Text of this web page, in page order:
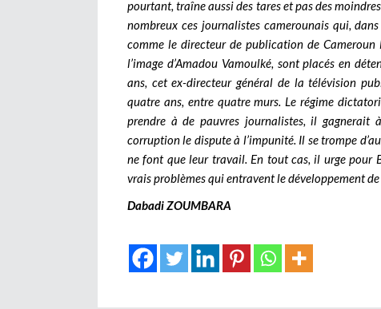
pourtant, traîne aussi des tares et pas des
nombreux ces journalistes camerounais qui,
comme le directeur de publication de Cameroun
l’image d’Amadou Vamoulké, sont placés en
ans, cet ex-directeur général de la télévision
quatre ans, entre quatre murs. Le régime
prendre à de pauvres journalistes, il gagnerait
corruption le dispute à l’impunité. Il se trompe
ne font que leur travail. En tout cas, il urge pour
vrais problèmes qui entravent le développement de
Dabadi ZOUMBARA